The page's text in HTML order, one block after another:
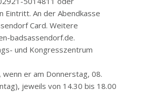
Eintritt. An der Abendkasse
Card. Weitere
badsassendorf.de.
und Kongresszentrum
wenn er am Donnerstag, 08.
jeweils von 14.30 bis 18.00